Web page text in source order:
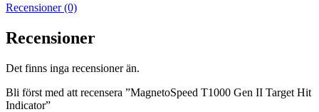
Recensioner (0)
Recensioner
Det finns inga recensioner än.
Bli först med att recensera ”MagnetoSpeed T1000 Gen II Target Hit
Indicator”